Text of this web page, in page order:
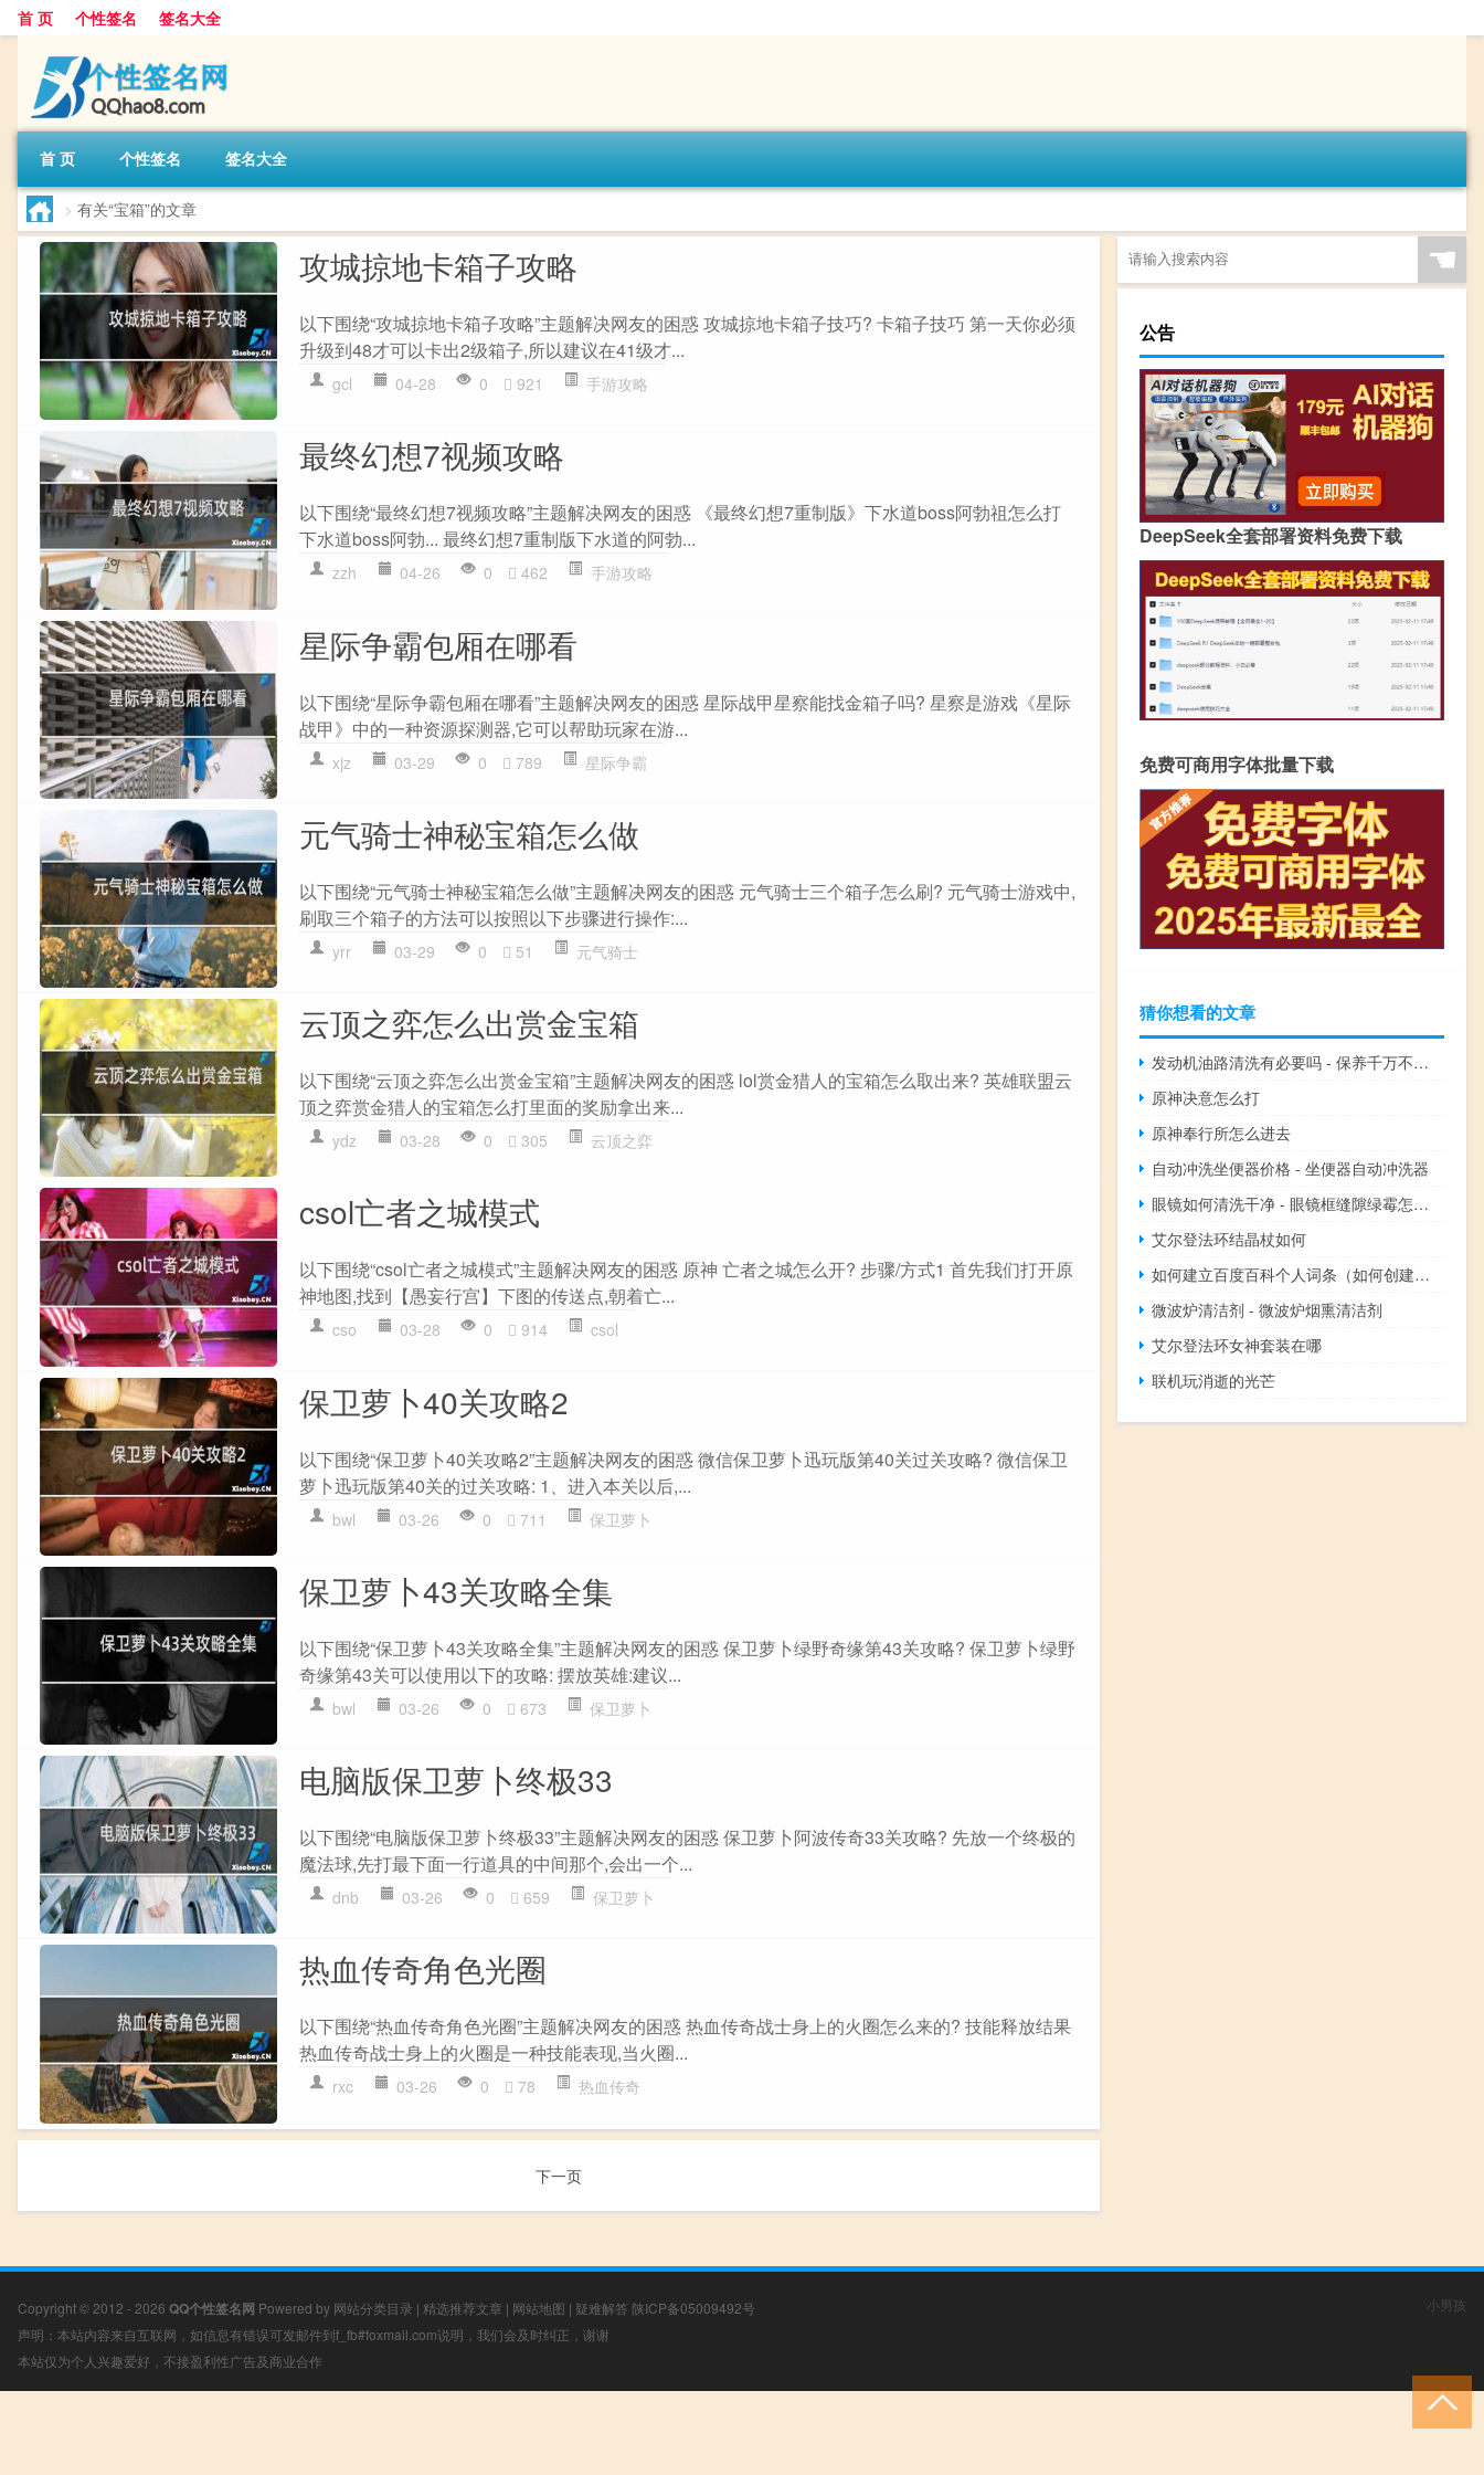
首 页 个性签名 签名大全
首 页 个性签名 签名大全
> 有关“宝箱”的文章
攻城掠地卡箱子攻略
以下围绕“攻城掠地卡箱子攻略”主题解决网友的困惑 攻城掠地卡箱子技巧? 卡箱子技巧 第一天你必须
升级到48才可以卡出2级箱子,所以建议在41级才...
gcl 04-28 0 921 手游攻略
最终幻想7视频攻略
以下围绕“最终幻想7视频攻略”主题解决网友的困惑 《最终幻想7重制版》下水道boss阿勃祖怎么打
下水道boss阿勃... 最终幻想7重制版下水道的阿勃...
zzh 04-26 0 462 手游攻略
星际争霸包厢在哪看
以下围绕“星际争霸包厢在哪看”主题解决网友的困惑 星际战甲星察能找金箱子吗? 星察是游戏《星际
战甲》中的一种资源探测器,它可以帮助玩家在游...
xjz 03-29 0 789 星际争霸
元气骑士神秘宝箱怎么做
以下围绕“元气骑士神秘宝箱怎么做”主题解决网友的困惑 元气骑士三个箱子怎么刷? 元气骑士游戏中,
刷取三个箱子的方法可以按照以下步骤进行操作:...
yrr 03-29 0 51 元气骑士
云顶之弈怎么出赏金宝箱
以下围绕“云顶之弈怎么出赏金宝箱”主题解决网友的困惑 lol赏金猎人的宝箱怎么取出来? 英雄联盟云
顶之弈赏金猎人的宝箱怎么打里面的奖励拿出来...
ydz 03-28 0 305 云顶之弈
csol亡者之城模式
以下围绕“csol亡者之城模式”主题解决网友的困惑 原神 亡者之城怎么开? 步骤/方式1 首先我们打开原
神地图,找到【愚妄行宫】下图的传送点,朝着亡...
cso 03-28 0 914 csol
保卫萝卜40关攻略2
以下围绕“保卫萝卜40关攻略2”主题解决网友的困惑 微信保卫萝卜迅玩版第40关过关攻略? 微信保卫
萝卜迅玩版第40关的过关攻略: 1、进入本关以后,...
bwl 03-26 0 711 保卫萝卜
保卫萝卜43关攻略全集
以下围绕“保卫萝卜43关攻略全集”主题解决网友的困惑 保卫萝卜绿野奇缘第43关攻略? 保卫萝卜绿野
奇缘第43关可以使用以下的攻略: 摆放英雄:建议...
bwl 03-26 0 673 保卫萝卜
电脑版保卫萝卜终极33
以下围绕“电脑版保卫萝卜终极33”主题解决网友的困惑 保卫萝卜阿波传奇33关攻略? 先放一个终极的
魔法球,先打最下面一行道具的中间那个,会出一个...
dnb 03-26 0 659 保卫萝卜
热血传奇角色光圈
以下围绕“热血传奇角色光圈”主题解决网友的困惑 热血传奇战士身上的火圈怎么来的? 技能释放结果
热血传奇战士身上的火圈是一种技能表现,当火圈...
rxc 03-26 0 78 热血传奇
下一页
☚
公告
DeepSeek全套部署资料免费下载
免费可商用字体批量下载
猜你想看的文章
发动机油路清洗有必要吗 - 保养千万不要清洗油路
原神决意怎么打
原神奉行所怎么进去
自动冲洗坐便器价格 - 坐便器自动冲洗器
眼镜如何清洗干净 - 眼镜框缝隙绿霉怎么洗
艾尔登法环结晶杖如何
如何建立百度百科个人词条（如何创建个人百度百科词条）
微波炉清洁剂 - 微波炉烟熏清洁剂
艾尔登法环女神套装在哪
联机玩消逝的光芒
Copyright © 2012 - 2026 QQ个性签名网 Powered by 网站分类目录 | 精选推荐文章 | 网站地图 | 疑难解答 陕ICP备05009492号
声明：本站内容来自互联网，如信息有错误可发邮件到f_fb#foxmail.com说明，我们会及时纠正，谢谢
本站仅为个人兴趣爱好，不接盈利性广告及商业合作
小男孩